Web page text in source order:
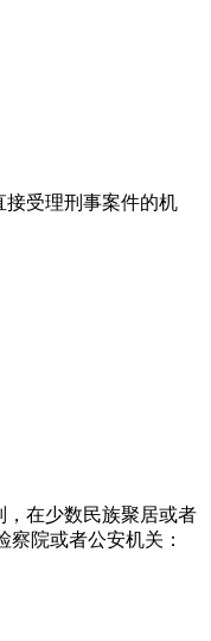
接受理刑事案件的机
，在少数民族聚居或者
院或者公安机关：